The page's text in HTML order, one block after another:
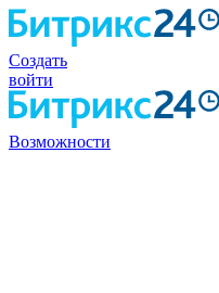
Создать
войти
Возможности